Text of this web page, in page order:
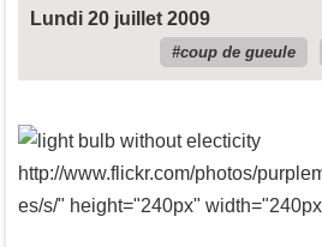
Lundi 20 juillet 2009
coup de gueule
http://www.flickr.com/photos/
es/s/" height="240px"